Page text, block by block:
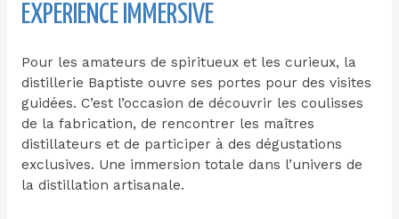
EXPÉRIENCE IMMERSIVE
Pour les amateurs de spiritueux et les curieux, la
distillerie Baptiste ouvre ses portes pour des visites
guidées. C’est l’occasion de découvrir les coulisses
de la fabrication, de rencontrer les maîtres
distillateurs et de participer à des dégustations
exclusives. Une immersion totale dans l’univers de
la distillation artisanale.